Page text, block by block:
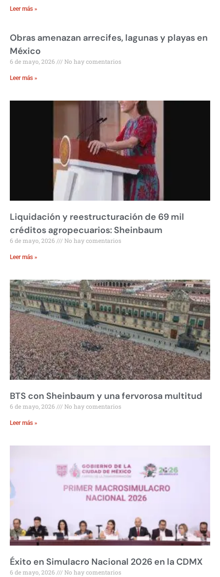
Leer más »
Obras amenazan arrecifes, lagunas y playas en
México
6 de mayo, 2026 No hay comentarios
Leer más »
Liquidación y reestructuración de 69 mil
créditos agropecuarios: Sheinbaum
6 de mayo, 2026 No hay comentarios
Leer más »
BTS con Sheinbaum y una fervorosa multitud
6 de mayo, 2026 No hay comentarios
Leer más »
Éxito en Simulacro Nacional 2026 en la CDMX
6 de mayo, 2026 No hay comentarios